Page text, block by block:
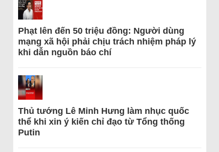
Phạt lên đến 50 triệu đồng: Người dùng
mạng xã hội phải chịu trách nhiệm pháp lý
khi dẫn nguồn báo chí
Thủ tướng Lê Minh Hưng làm nhục quốc
thể khi xin ý kiến chỉ đạo từ Tổng thống
Putin